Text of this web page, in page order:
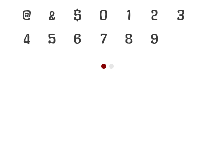
@
& $ 0 1 2
3
4
5 6 7 8 9